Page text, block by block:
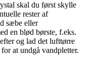
skal du først skylle
rester af
sæbe eller
en blød børste, f.eks.
og lad det lufttørre
at undgå vandpletter.